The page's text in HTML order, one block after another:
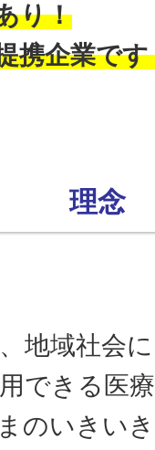
り！
携企業です
理念
地域社会
できる医
のいきい